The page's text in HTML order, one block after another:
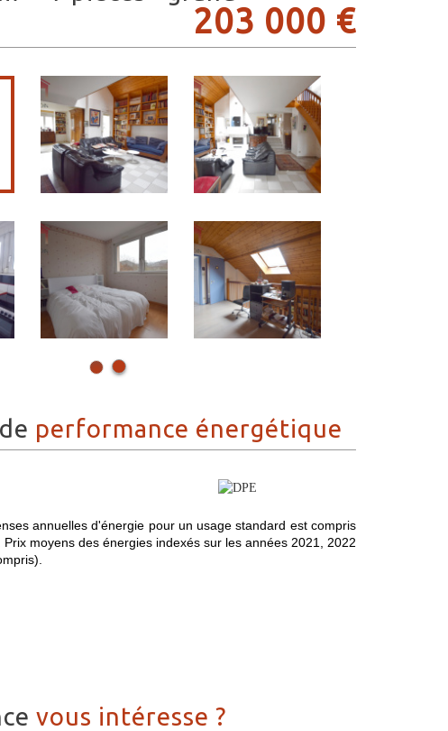
203 000 €
performance énergétique
annuelles d'énergie pour un usage standard est compris
moyens des énergies indexés sur les années 2021, 2022
vous intéresse ?